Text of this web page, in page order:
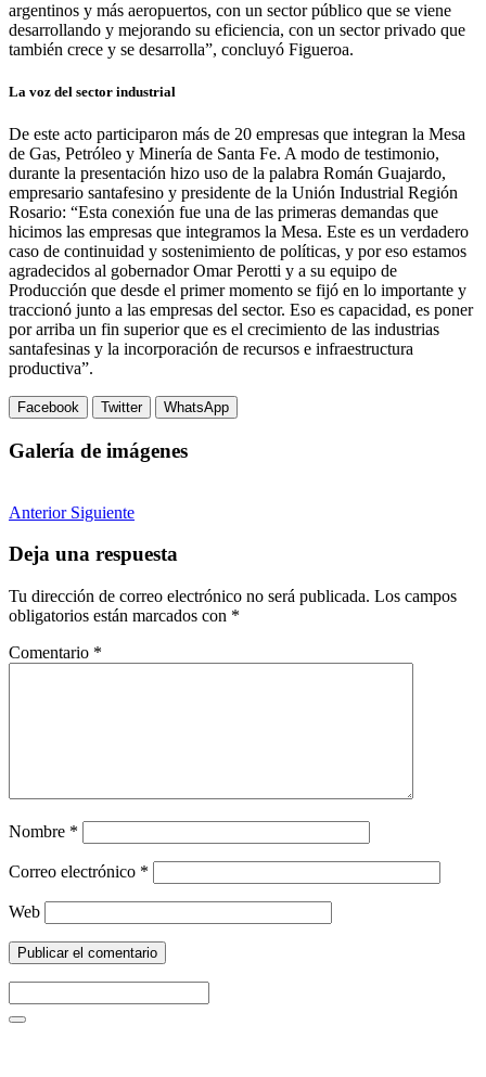
argentinos y más aeropuertos, con un sector público que se viene
desarrollando y mejorando su eficiencia, con un sector privado que
también crece y se desarrolla”, concluyó Figueroa.
La voz del sector industrial
De este acto participaron más de 20 empresas que integran la Mesa
de Gas, Petróleo y Minería de Santa Fe. A modo de testimonio,
durante la presentación hizo uso de la palabra Román Guajardo,
empresario santafesino y presidente de la Unión Industrial Región
Rosario: “Esta conexión fue una de las primeras demandas que
hicimos las empresas que integramos la Mesa. Este es un verdadero
caso de continuidad y sostenimiento de políticas, y por eso estamos
agradecidos al gobernador Omar Perotti y a su equipo de
Producción que desde el primer momento se fijó en lo importante y
traccionó junto a las empresas del sector. Eso es capacidad, es poner
por arriba un fin superior que es el crecimiento de las industrias
santafesinas y la incorporación de recursos e infraestructura
productiva”.
Facebook Twitter WhatsApp
Galería de imágenes
Anterior Siguiente
Deja una respuesta
Tu dirección de correo electrónico no será publicada. Los campos
obligatorios están marcados con *
Comentario *
Nombre *
Correo electrónico *
Web